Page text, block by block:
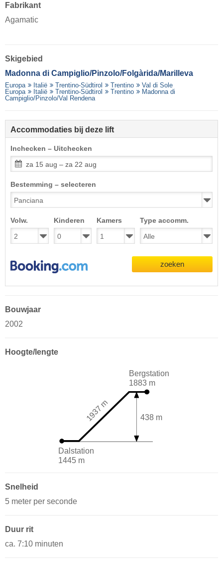
Fabrikant
Agamatic
Skigebied
Madonna di Campiglio/​Pinzolo/​Folgàrida/​Marilleva
Europa Italië Trentino-Südtirol Trentino
Val di Sole
Europa
Italië Trentino-Südtirol Trentino
Madonna di
Campiglio/Pinzolo/Val Rendena
Accommodaties bij deze lift
Inchecken – Uitchecken
za 15 aug – za 22 aug
Bestemming – selecteren
Volw. Kinderen Kamers Type accomm.
zoeken
Bouwjaar
2002
Hoogte/lengte
Dalstation
1445 m
Bergstation
1883 m
438 m
1937 m
Snelheid
5 meter per seconde
Duur rit
ca. 7:10 minuten